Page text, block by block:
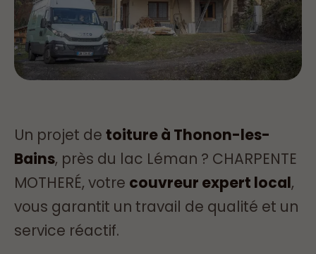
Un projet detoiture à Thonon-les-
Bains, près du lac Léman ? CHARPENTE
MOTHERÉ, votre couvreur expert local,
vous garantit un travail de qualité et un
service réactif.